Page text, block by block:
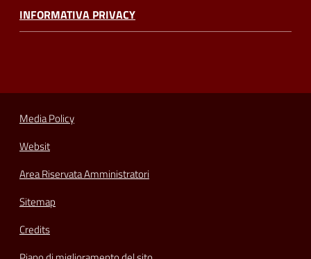
INFORMATIVA PRIVACY
Media Policy
Websit
Area Riservata Amministratori
Sitemap
Credits